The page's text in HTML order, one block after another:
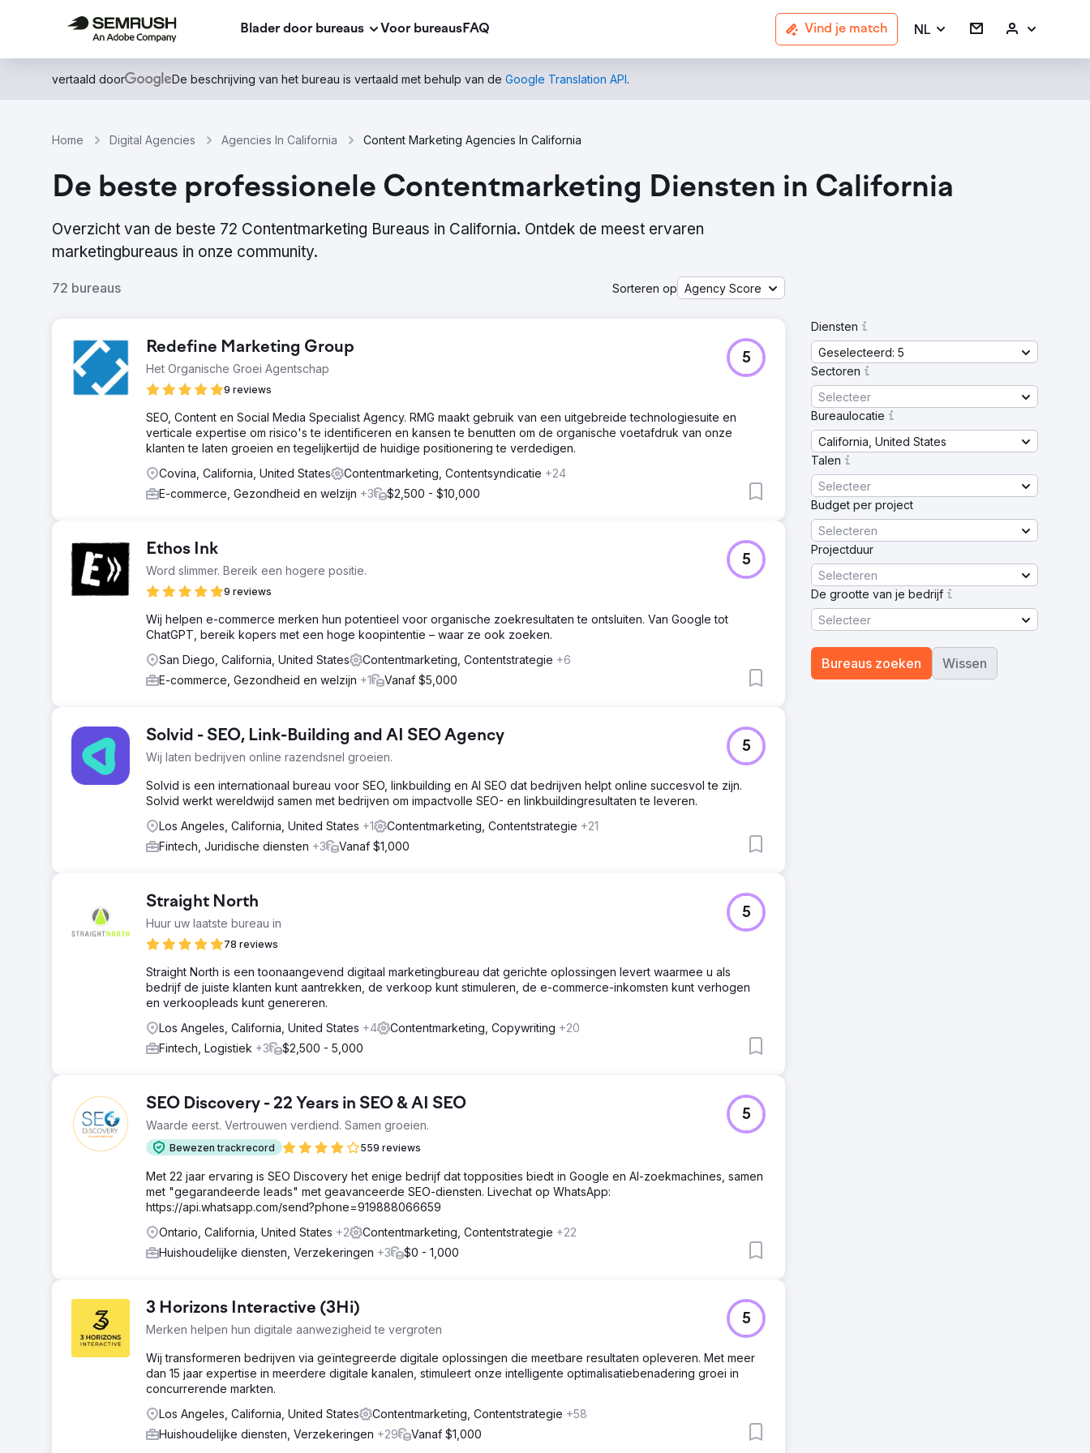
Blader door bureaus Voor bureausFAQ Vind je match NL
vertaald door De beschrijving van het bureau is vertaald met behulp van de Google Translation API.
Home Digital Agencies Agencies In California Content Marketing Agencies In California
De beste professionele Contentmarketing Diensten in California
Overzicht van de beste 72 Contentmarketing Bureaus in California. Ontdek de meest ervaren
marketingbureaus in onze community.
72 bureaus Sorteren op Agency Score
Redefine Marketing Group
Het Organische Groei Agentschap
9 reviews
5
SEO, Content en Social Media Specialist Agency. RMG maakt gebruik van een uitgebreide technologiesuite en
verticale expertise om risico's te identificeren en kansen te benutten om de organische voetafdruk van onze
klanten te laten groeien en tegelijkertijd de huidige positionering te verdedigen.
Covina, California, United States
Contentmarketing, Contentsyndicatie +24
E-commerce, Gezondheid en welzijn +3 $2,500 - $10,000
Ethos Ink
Word slimmer. Bereik een hogere positie.
9 reviews
5
Wij helpen e-commerce merken hun potentieel voor organische zoekresultaten te ontsluiten. Van Google tot
ChatGPT, bereik kopers met een hoge koopintentie – waar ze ook zoeken.
San Diego, California, United States
Contentmarketing, Contentstrategie +6
E-commerce, Gezondheid en welzijn +1 Vanaf $5,000
Solvid - SEO, Link-Building and AI SEO Agency
Wij laten bedrijven online razendsnel groeien.
5
Solvid is een internationaal bureau voor SEO, linkbuilding en AI SEO dat bedrijven helpt online succesvol te zijn.
Solvid werkt wereldwijd samen met bedrijven om impactvolle SEO- en linkbuildingresultaten te leveren.
Los Angeles, California, United States +1 Contentmarketing, Contentstrategie +21
Fintech, Juridische diensten +3 Vanaf $1,000
Straight North
Huur uw laatste bureau in
78 reviews
5
Straight North is een toonaangevend digitaal marketingbureau dat gerichte oplossingen levert waarmee u als
bedrijf de juiste klanten kunt aantrekken, de verkoop kunt stimuleren, de e-commerce-inkomsten kunt verhogen
en verkoopleads kunt genereren.
Los Angeles, California, United States +4 Contentmarketing, Copywriting +20
Fintech, Logistiek +3 $2,500 - 5,000
SEO Discovery - 22 Years in SEO & AI SEO
Waarde eerst. Vertrouwen verdiend. Samen groeien.
Bewezen trackrecord 559 reviews
5
Met 22 jaar ervaring is SEO Discovery het enige bedrijf dat topposities biedt in Google en AI-zoekmachines, samen
met "gegarandeerde leads" met geavanceerde SEO-diensten. Livechat op WhatsApp:
https://api.whatsapp.com/send?phone=919888066659
Ontario, California, United States +2 Contentmarketing, Contentstrategie +22
Huishoudelijke diensten, Verzekeringen +3 $0 - 1,000
3 Horizons Interactive (3Hi)
Merken helpen hun digitale aanwezigheid te vergroten
5
Wij transformeren bedrijven via geïntegreerde digitale oplossingen die meetbare resultaten opleveren. Met meer
dan 15 jaar expertise in meerdere digitale kanalen, stimuleert onze intelligente optimalisatiebenadering groei in
concurrerende markten.
Los Angeles, California, United States
Contentmarketing, Contentstrategie +58
Huishoudelijke diensten, Verzekeringen +29 Vanaf $1,000
Diensten
Geselecteerd: 5
Sectoren
Selecteer
Bureaulocatie
California, United States
Talen
Selecteer
Budget per project
Selecteren
Projectduur
Selecteren
De grootte van je bedrijf
Selecteer
Bureaus zoeken Wissen